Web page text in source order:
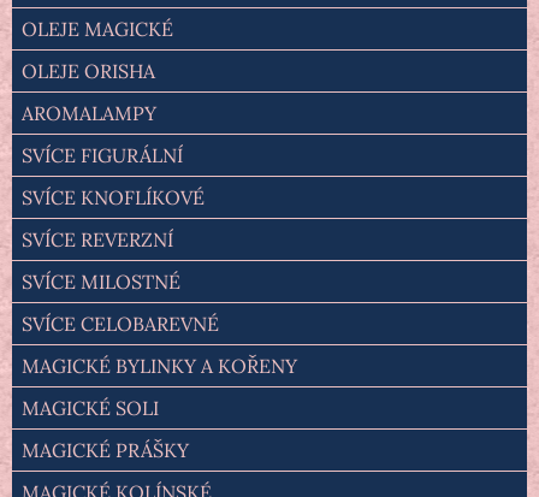
OLEJE MAGICKÉ
OLEJE ORISHA
AROMALAMPY
SVÍCE FIGURÁLNÍ
SVÍCE KNOFLÍKOVÉ
SVÍCE REVERZNÍ
SVÍCE MILOSTNÉ
SVÍCE CELOBAREVNÉ
MAGICKÉ BYLINKY A KOŘENY
MAGICKÉ SOLI
MAGICKÉ PRÁŠKY
MAGICKÉ KOLÍNSKÉ